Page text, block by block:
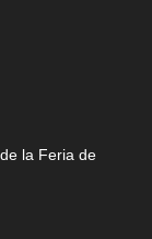
la Feria de